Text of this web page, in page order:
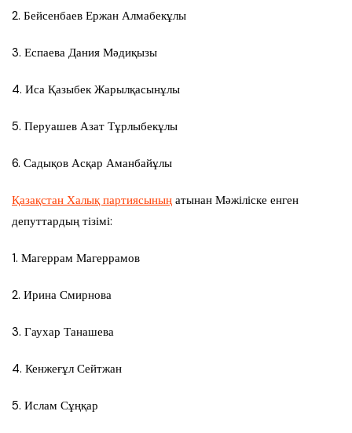
2. Бейсенбаев Ержан Алмабекұлы
3. Еспаева Дания Мәдиқызы
4. Иса Қазыбек Жарылқасынұлы
5. Перуашев Азат Тұрлыбекұлы
6. Садықов Асқар Аманбайұлы
Қазақстан Халық партиясының атынан Мәжіліске енген
депуттардың тізімі:
1. Магеррам Магеррамов
2. Ирина Смирнова
3. Гаухар Танашева
4. Кенжеғұл Сейтжан
5. Ислам Сұңқар